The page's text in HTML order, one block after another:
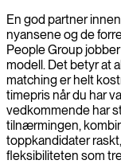
En god partner
nyansene og de
People Group
modell. Det betyr at
matching er helt
timepris når du har
vedkommende har
tilnærmingen,
toppkandidater
fleksibiliteten som